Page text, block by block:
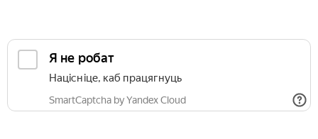
Я не робат
Націсніце, каб працягнуць
SmartCaptcha by Yandex Cloud